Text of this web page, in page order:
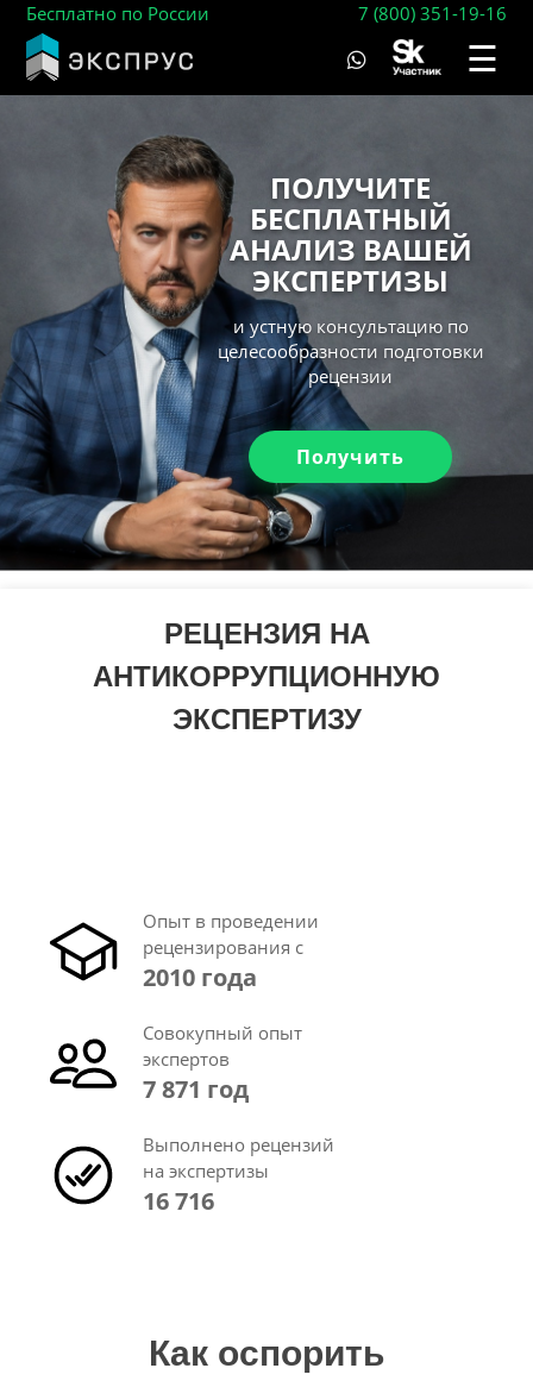
Бесплатно по России 7 (800) 351-19-16
☰
ПОЛУЧИТЕ
БЕСПЛАТНЫЙ
АНАЛИЗ ВАШЕЙ
ЭКСПЕРТИЗЫ
и устную консультацию по
целесообразности подготовки
рецензии
Получить
РЕЦЕНЗИЯ НА
АНТИКОРРУПЦИОННУЮ
ЭКСПЕРТИЗУ
Опыт в проведении
рецензирования с
2010 года
Совокупный опыт
экспертов
7 871 год
Выполнено рецензий
на экспертизы
16 716
Как оспорить